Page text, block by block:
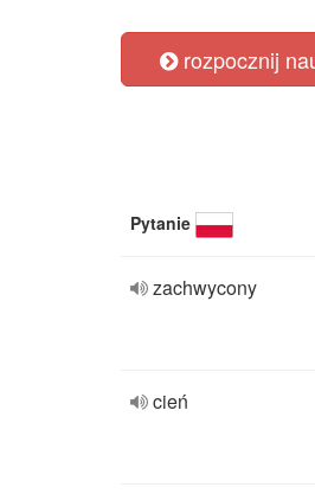
rozpocznij
Pytanie
zachwycony
cień